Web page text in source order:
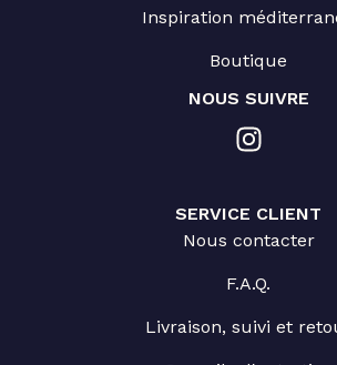
Inspiration
Boutique
NOUS SUIVRE
SERVICE CLIENT
Nous contacter
F.A.Q.
Livraison, suivi et